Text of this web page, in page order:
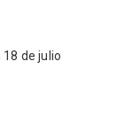
de julio